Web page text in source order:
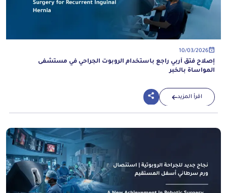
10/03/2026
إصلاح فتق أربي راجع باستخدام الروبوت الجراحي في مستشفى
المواساة بالخبر
اقرأ المزيد